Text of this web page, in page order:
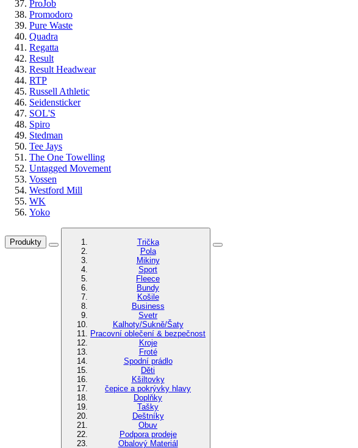
ProJob
Promodoro
Pure Waste
Quadra
Regatta
Result
Result Headwear
RTP
Russell Athletic
Seidensticker
SOL'S
Spiro
Stedman
Tee Jays
The One Towelling
Untagged Movement
Vossen
Westford Mill
WK
Yoko
Produkty
Trička
Pola
Mikiny
Sport
Fleece
Bundy
Košile
Business
Svetr
Kalhoty/Sukně/Šaty
Pracovní oblečení & bezpečnost
Kroje
Froté
Spodní prádlo
Děti
Kšiltovky
čepice a pokrývky hlavy
Doplňky
Tašky
Deštníky
Obuv
Podpora prodeje
Obalový Materiál